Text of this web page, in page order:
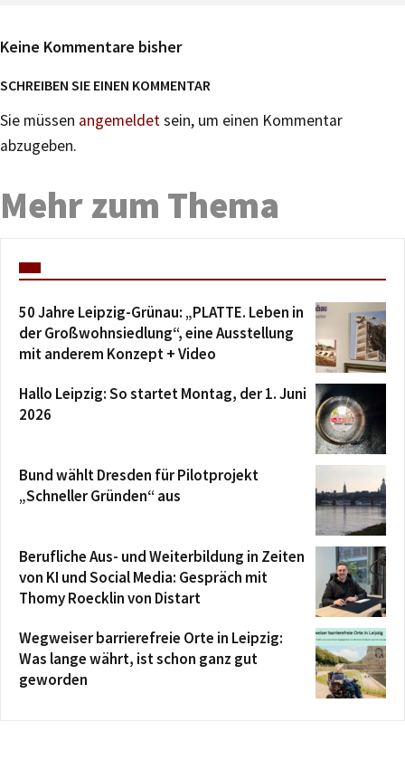
Keine Kommentare bisher
SCHREIBEN SIE EINEN KOMMENTAR
Sie müssen angemeldetsein, um einen Kommentar
abzugeben.
Mehr zum Thema
50 Jahre Leipzig-Grünau: „PLATTE. Leben in
der Großwohnsiedlung“, eine Ausstellung
mit anderem Konzept + Video
Hallo Leipzig: So startet Montag, der 1. Juni
2026
Bund wählt Dresden für Pilotprojekt
„Schneller Gründen“ aus
Berufliche Aus- und Weiterbildung in Zeiten
von KI und Social Media: Gespräch mit
Thomy Roecklin von Distart
Wegweiser barrierefreie Orte in Leipzig:
Was lange währt, ist schon ganz gut
geworden